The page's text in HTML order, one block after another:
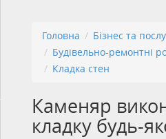
Головна
Бізнес та
Будівельно-ремонтні
Кладка стен
Каменяр
кладку будь-